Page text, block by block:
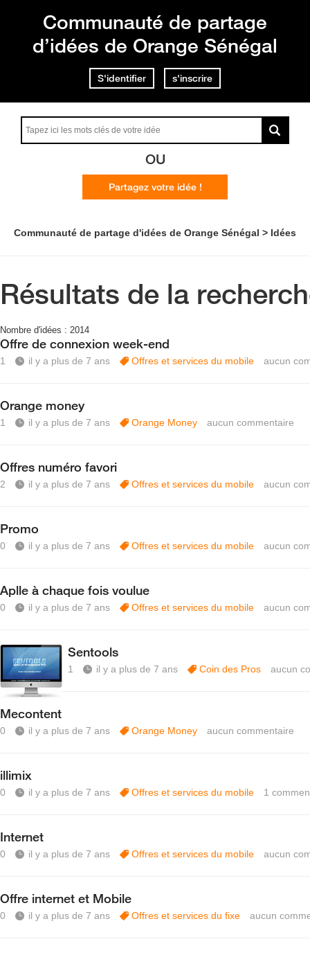
Communauté de partage
d’idées de Orange Sénégal
S'identifier s'inscrire
OU
Partagez votre idée !
Communauté de partage d'idées de Orange Sénégal Idées
Résultats de la
Nombre d'idées : 2014
Offre de connexion week-end
1 il y a plus de 7 ans Offres et services du mobile aucun
Orange money
1 il y a plus de 7 ans Orange Money aucun commentaire
Offres numéro favori
2 il y a plus de 7 ans Offres et services du mobile aucun
Promo
0 il y a plus de 7 ans Offres et services du mobile aucun
Aplle à chaque fois voulue
0 il y a plus de 7 ans Offres et services du mobile aucun
Sentools
1 il y a plus de 7 ans Coin des Pros aucun
Mecontent
0 il y a plus de 7 ans Orange Money aucun commentaire
illimix
0 il y a plus de 7 ans Offres et services du mobile 1
Internet
0 il y a plus de 7 ans Offres et services du mobile aucun
Offre internet et Mobile
0 il y a plus de 7 ans Offres et services du fixe aucun